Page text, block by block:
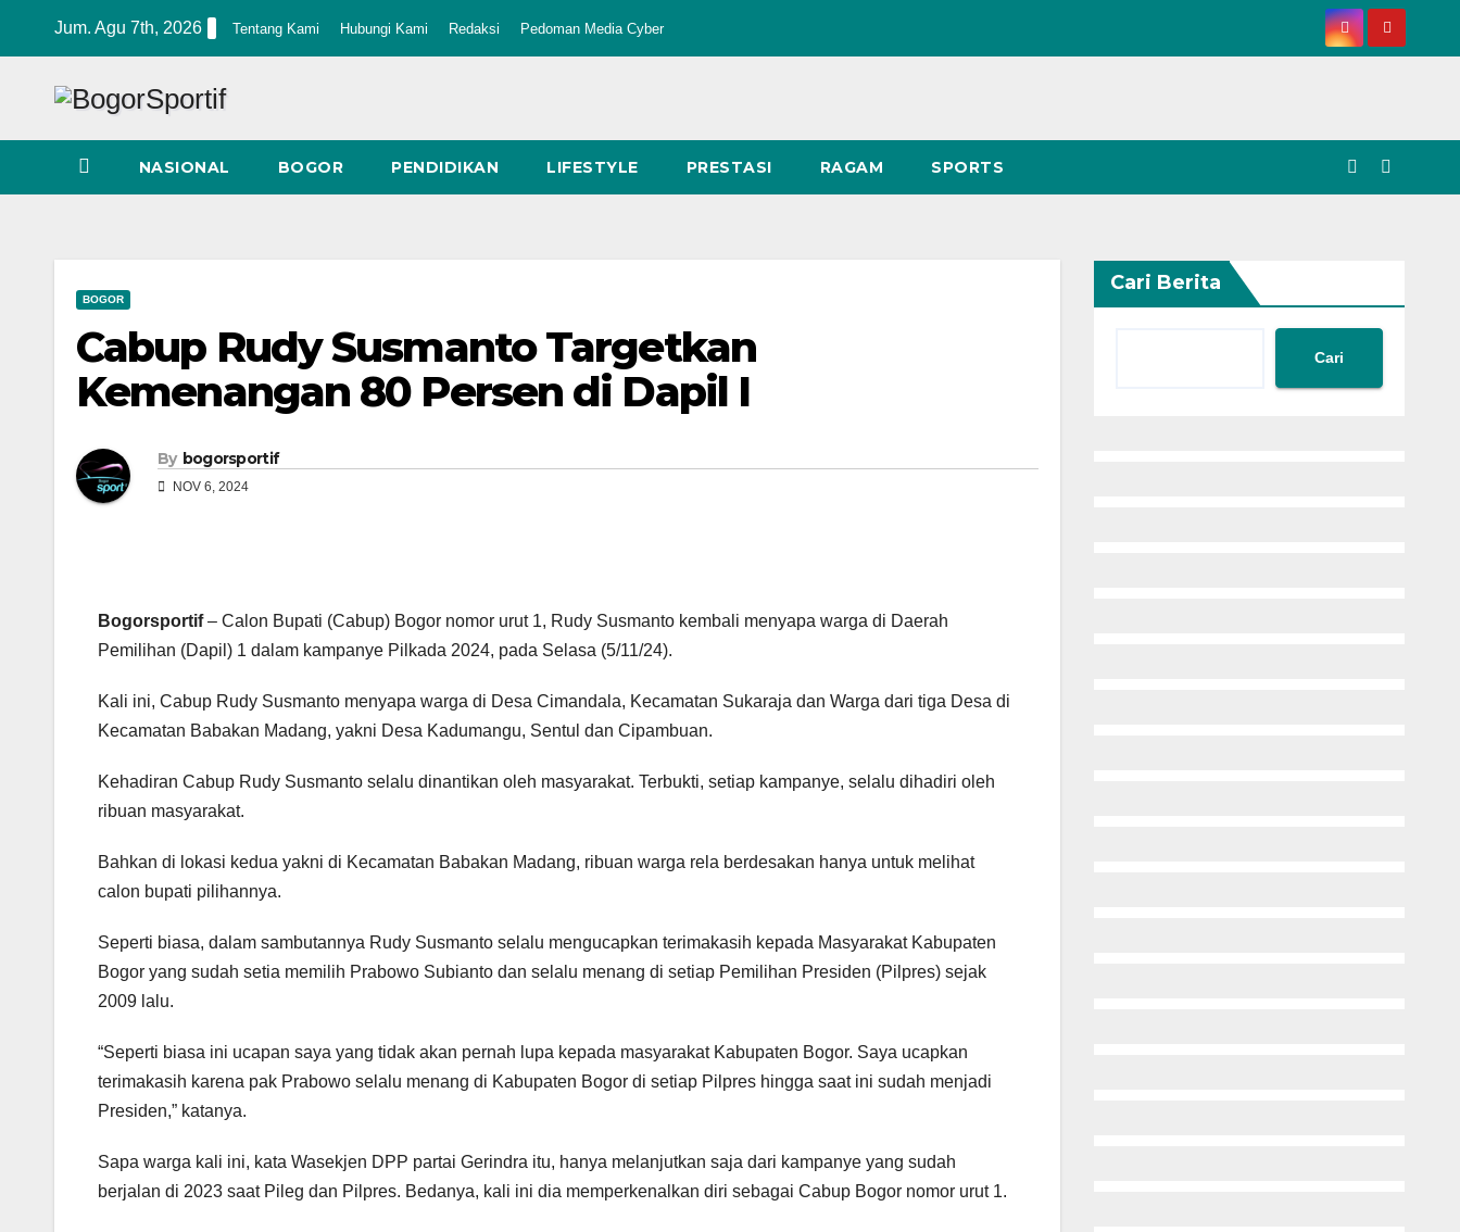
Jum. Agu 7th, 2026 Tentang Kami Hubungi Kami Redaksi Pedoman Media Cyber
NASIONAL BOGOR PENDIDIKAN LIFESTYLE PRESTASI RAGAM SPORTS
BOGOR
Cabup Rudy Susmanto Targetkan
Kemenangan 80 Persen di Dapil I
By bogorsportif
NOV 6, 2024
Bogorsportif– Calon Bupati (Cabup) Bogor nomor urut 1, Rudy Susmanto kembali menyapa warga di Daerah
Pemilihan (Dapil) 1 dalam kampanye Pilkada 2024, pada Selasa (5/11/24).
Kali ini, Cabup Rudy Susmanto menyapa warga di Desa Cimandala, Kecamatan Sukaraja dan Warga dari tiga Desa di
Kecamatan Babakan Madang, yakni Desa Kadumangu, Sentul dan Cipambuan.
Kehadiran Cabup Rudy Susmanto selalu dinantikan oleh masyarakat. Terbukti, setiap kampanye, selalu dihadiri oleh
ribuan masyarakat.
Bahkan di lokasi kedua yakni di Kecamatan Babakan Madang, ribuan warga rela berdesakan hanya untuk melihat
calon bupati pilihannya.
Seperti biasa, dalam sambutannya Rudy Susmanto selalu mengucapkan terimakasih kepada Masyarakat Kabupaten
Bogor yang sudah setia memilih Prabowo Subianto dan selalu menang di setiap Pemilihan Presiden (Pilpres) sejak
2009 lalu.
“Seperti biasa ini ucapan saya yang tidak akan pernah lupa kepada masyarakat Kabupaten Bogor. Saya ucapkan
terimakasih karena pak Prabowo selalu menang di Kabupaten Bogor di setiap Pilpres hingga saat ini sudah menjadi
Presiden,” katanya.
Sapa warga kali ini, kata Wasekjen DPP partai Gerindra itu, hanya melanjutkan saja dari kampanye yang sudah
berjalan di 2023 saat Pileg dan Pilpres. Bedanya, kali ini dia memperkenalkan diri sebagai Cabup Bogor nomor urut 1.
Cari Berita
Cari